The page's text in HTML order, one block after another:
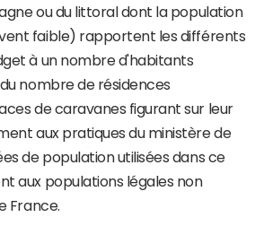
ou du littoral dont la population
faible) rapportent les différents
à un nombre d'habitants
nombre de résidences
de caravanes figurant sur leur
aux pratiques du ministère de
de population utilisées dans ce
aux populations légales non
France.